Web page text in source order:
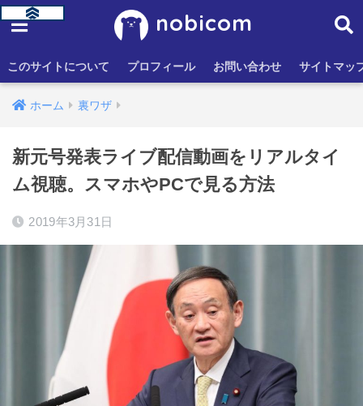
nobicom
このサイトについて プロフィール お問い合わせ サイトマッ
ホーム 裏ワザ
新元号発表ライブ配信動画をリアルタイ
ム視聴。スマホやPCで見る方法
2019年3月31日